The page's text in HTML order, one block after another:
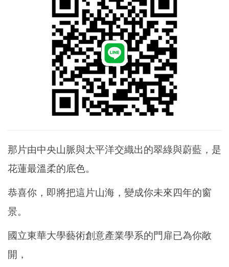
那片由中央山脈與太平洋交織出的翠綠與蔚藍，是
花蓮最溫柔的底色。
恭喜你，即將把這片山海，變成你未來四年的窗
景。
國立東華大學藝術創意產業學系的門扉已為你敞
開，